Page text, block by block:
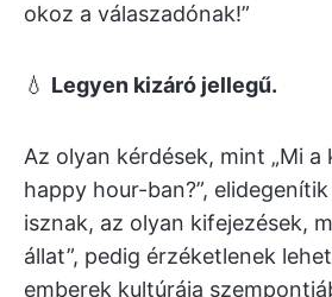
okoz a válaszadónak!”
💧 Legyen kizáró jellegű.
Az olyan kérdések, mint „Mi a
happy hour-ban?”,
isznak, az olyan kifejezések,
állat”, pedig érzéketlenek
emberek kultúrája